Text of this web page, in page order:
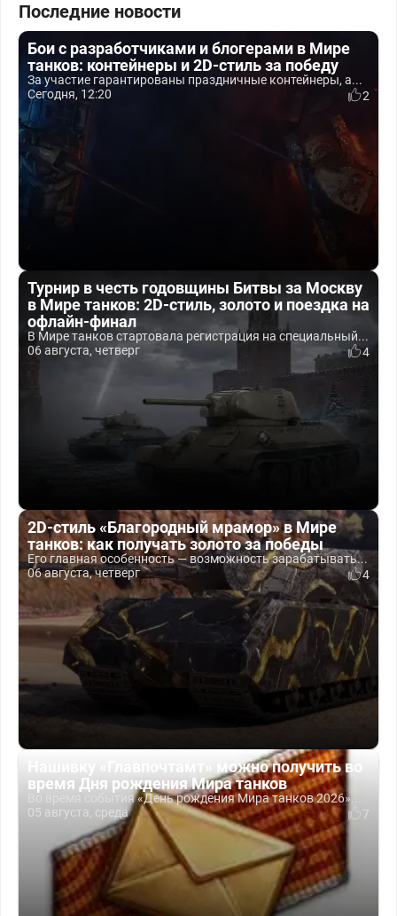
Последние новости
Бои с разработчиками и блогерами в Мире
танков: контейнеры и 2D-стиль за победу
За участие гарантированы праздничные контейнеры, а...
Сегодня, 12:20
2
Турнир в честь годовщины Битвы за Москву
в Мире танков: 2D-стиль, золото и поездка на
офлайн-финал
В Мире танков стартовала регистрация на специальный...
06 августа, четверг
4
2D-стиль «Благородный мрамор» в Мире
танков: как получать золото за победы
Его главная особенность — возможность зарабатывать...
06 августа, четверг
4
Нашивку «Главпочтамт» можно получить во
время Дня рождения Мира танков
Во время события «День рождения Мира танков 2026»...
05 августа, среда
7